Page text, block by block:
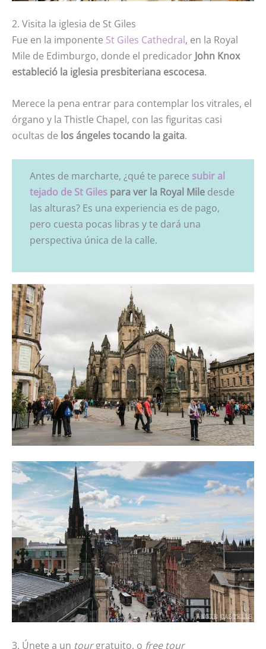
2. Visita la iglesia de St Giles
Fue en la imponente St Giles Cathedral, en la Royal
Mile de Edimburgo, donde el predicador John Knox
estableció la iglesia presbiteriana escocesa.
Merece la pena entrar para contemplar los vitrales, el
órgano y la Thistle Chapel, con las figuritas casi
ocultas de los ángeles tocando la gaita.
Antes de marcharte, ¿qué te parece subir al
tejado de St Giles para ver la Royal Mile desde
las alturas? Es una experiencia es de pago,
pero cuesta pocas libras y te dará una
perspectiva única de la calle.
3. Únete a un tourgratuito, o free tour